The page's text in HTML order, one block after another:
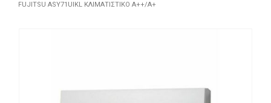
FUJITSU ASY71UIKL ΚΛΙΜΑΤΙΣΤΙΚΌ A++/A+